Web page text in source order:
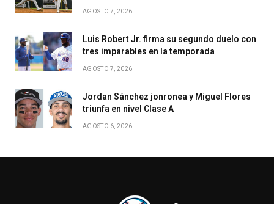
AGOSTO 7, 2026
Luis Robert Jr. firma su segundo duelo con
tres imparables en la temporada
AGOSTO 7, 2026
Jordan Sánchez jonronea y Miguel Flores
triunfa en nivel Clase A
AGOSTO 6, 2026